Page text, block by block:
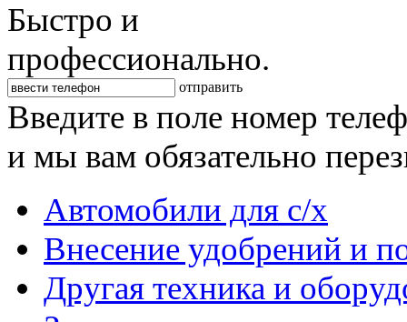
Быстро и
профессионально.
отправить
Введите в поле номер
и мы вам обязательно
Автомобили для с/х
Внесение удобрений и
Другая техника и